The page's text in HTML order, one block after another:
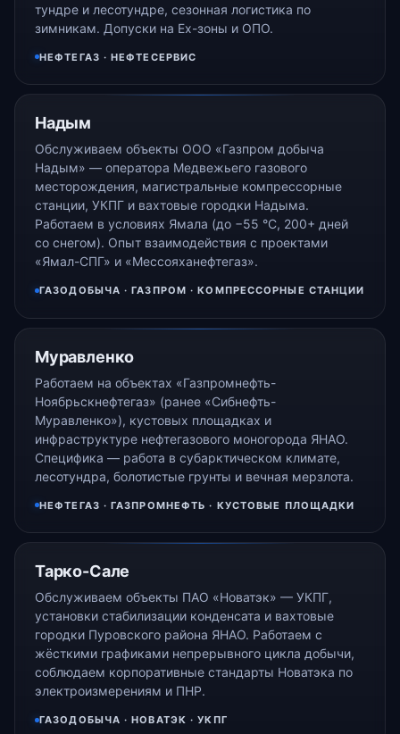
тундре и лесотундре, сезонная логистика по
зимникам. Допуски на Ex-зоны и ОПО.
НЕФТЕГАЗ · НЕФТЕСЕРВИС
Надым
Обслуживаем объекты ООО «Газпром добыча
Надым» — оператора Медвежьего газового
месторождения, магистральные компрессорные
станции, УКПГ и вахтовые городки Надыма.
Работаем в условиях Ямала (до −55 °С, 200+ дней
со снегом). Опыт взаимодействия с проектами
«Ямал-СПГ» и «Мессояханефтегаз».
ГАЗОДОБЫЧА · ГАЗПРОМ · КОМПРЕССОРНЫЕ СТАНЦИИ
Муравленко
Работаем на объектах «Газпромнефть-
Ноябрьскнефтегаз» (ранее «Сибнефть-
Муравленко»), кустовых площадках и
инфраструктуре нефтегазового моногорода ЯНАО.
Специфика — работа в субарктическом климате,
лесотундра, болотистые грунты и вечная мерзлота.
НЕФТЕГАЗ · ГАЗПРОМНЕФТЬ · КУСТОВЫЕ ПЛОЩАДКИ
Тарко-Сале
Обслуживаем объекты ПАО «Новатэк» — УКПГ,
установки стабилизации конденсата и вахтовые
городки Пуровского района ЯНАО. Работаем с
жёсткими графиками непрерывного цикла добычи,
соблюдаем корпоративные стандарты Новатэка по
электроизмерениям и ПНР.
ГАЗОДОБЫЧА · НОВАТЭК · УКПГ